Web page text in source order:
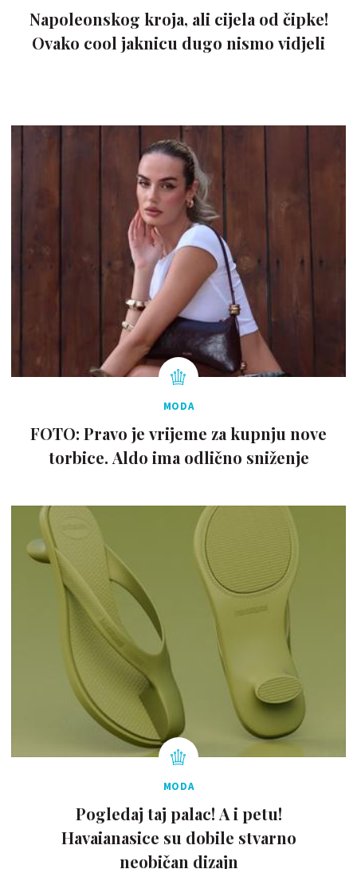
Napoleonskog kroja, ali cijela od čipke!
Ovako cool jaknicu dugo nismo vidjeli
MODA
FOTO: Pravo je vrijeme za kupnju nove
torbice. Aldo ima odlično sniženje
MODA
Pogledaj taj palac! A i petu!
Havaianasice su dobile stvarno
neobičan dizajn